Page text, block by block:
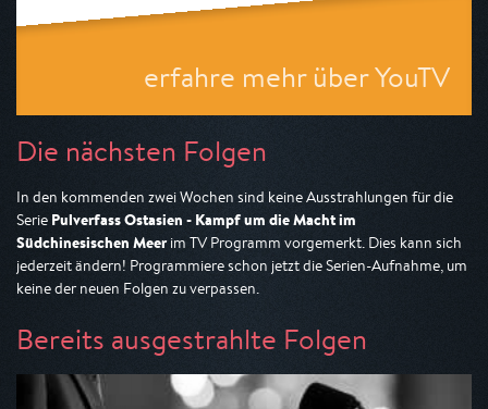
erfahre mehr über YouTV
Die nächsten Folgen
In den kommenden zwei Wochen sind keine Ausstrahlungen für die
Serie Pulverfass Ostasien - Kampf um die Macht im
Südchinesischen Meerim TV Programm vorgemerkt. Dies kann sich
jederzeit ändern! Programmiere schon jetzt die Serien-Aufnahme, um
keine der neuen Folgen zu verpassen.
Bereits ausgestrahlte Folgen